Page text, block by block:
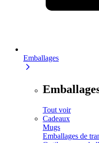
Emballages
Tout voir
Cadeaux
Mugs
Emballages de